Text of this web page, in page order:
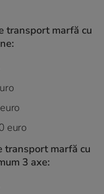
transport marfă cu
euro
transport marfă cu
3 axe: